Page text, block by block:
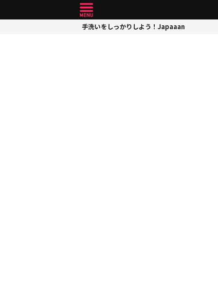
手洗いをしっかりしよう！Japaaan